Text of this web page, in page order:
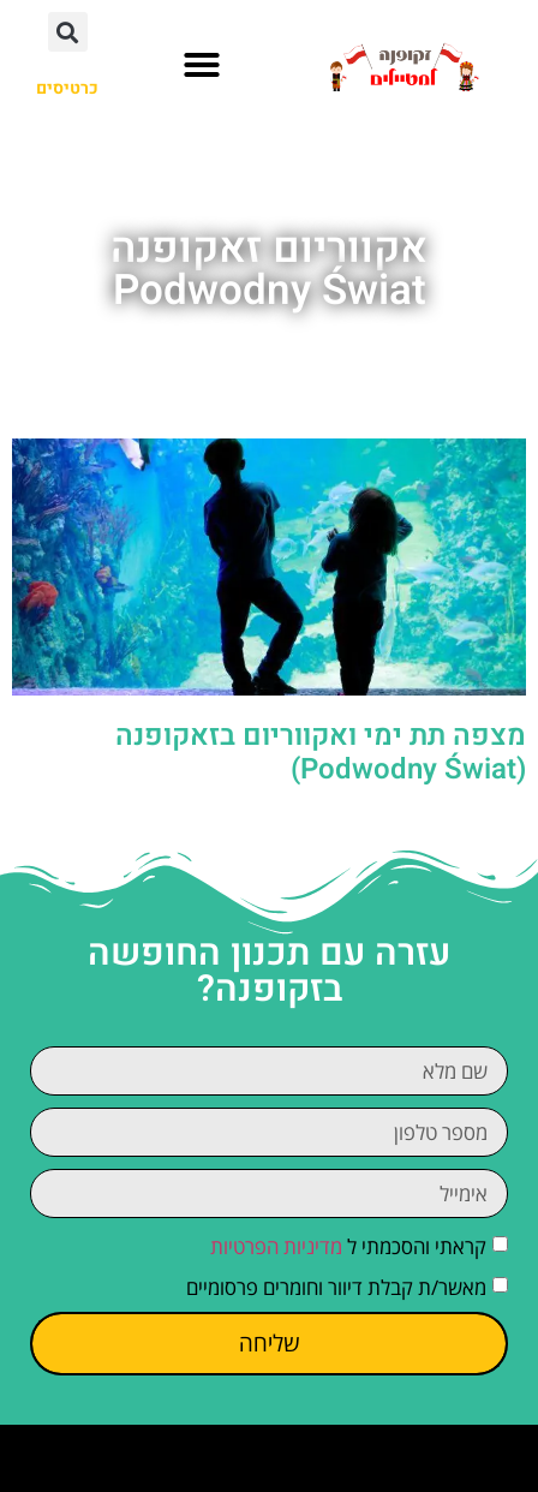
כרטיסים
אקווריום זאקופנה
Podwodny Świat
מצפה תת ימי ואקווריום בזאקופנה
(Podwodny Świat)
עזרה עם תכנון החופשה
בזקופנה?
קראתי והסכמתי ל מדיניות הפרטיות
מאשר/ת קבלת דיוור וחומרים פרסומיים
שליחה